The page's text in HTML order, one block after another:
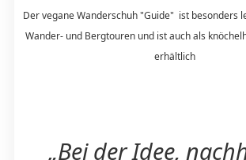
Der vegane Wanderschuh "Guide" ist besonders
Wander- und Bergtouren und ist auch als
erhältlich
„Bei der Idee,